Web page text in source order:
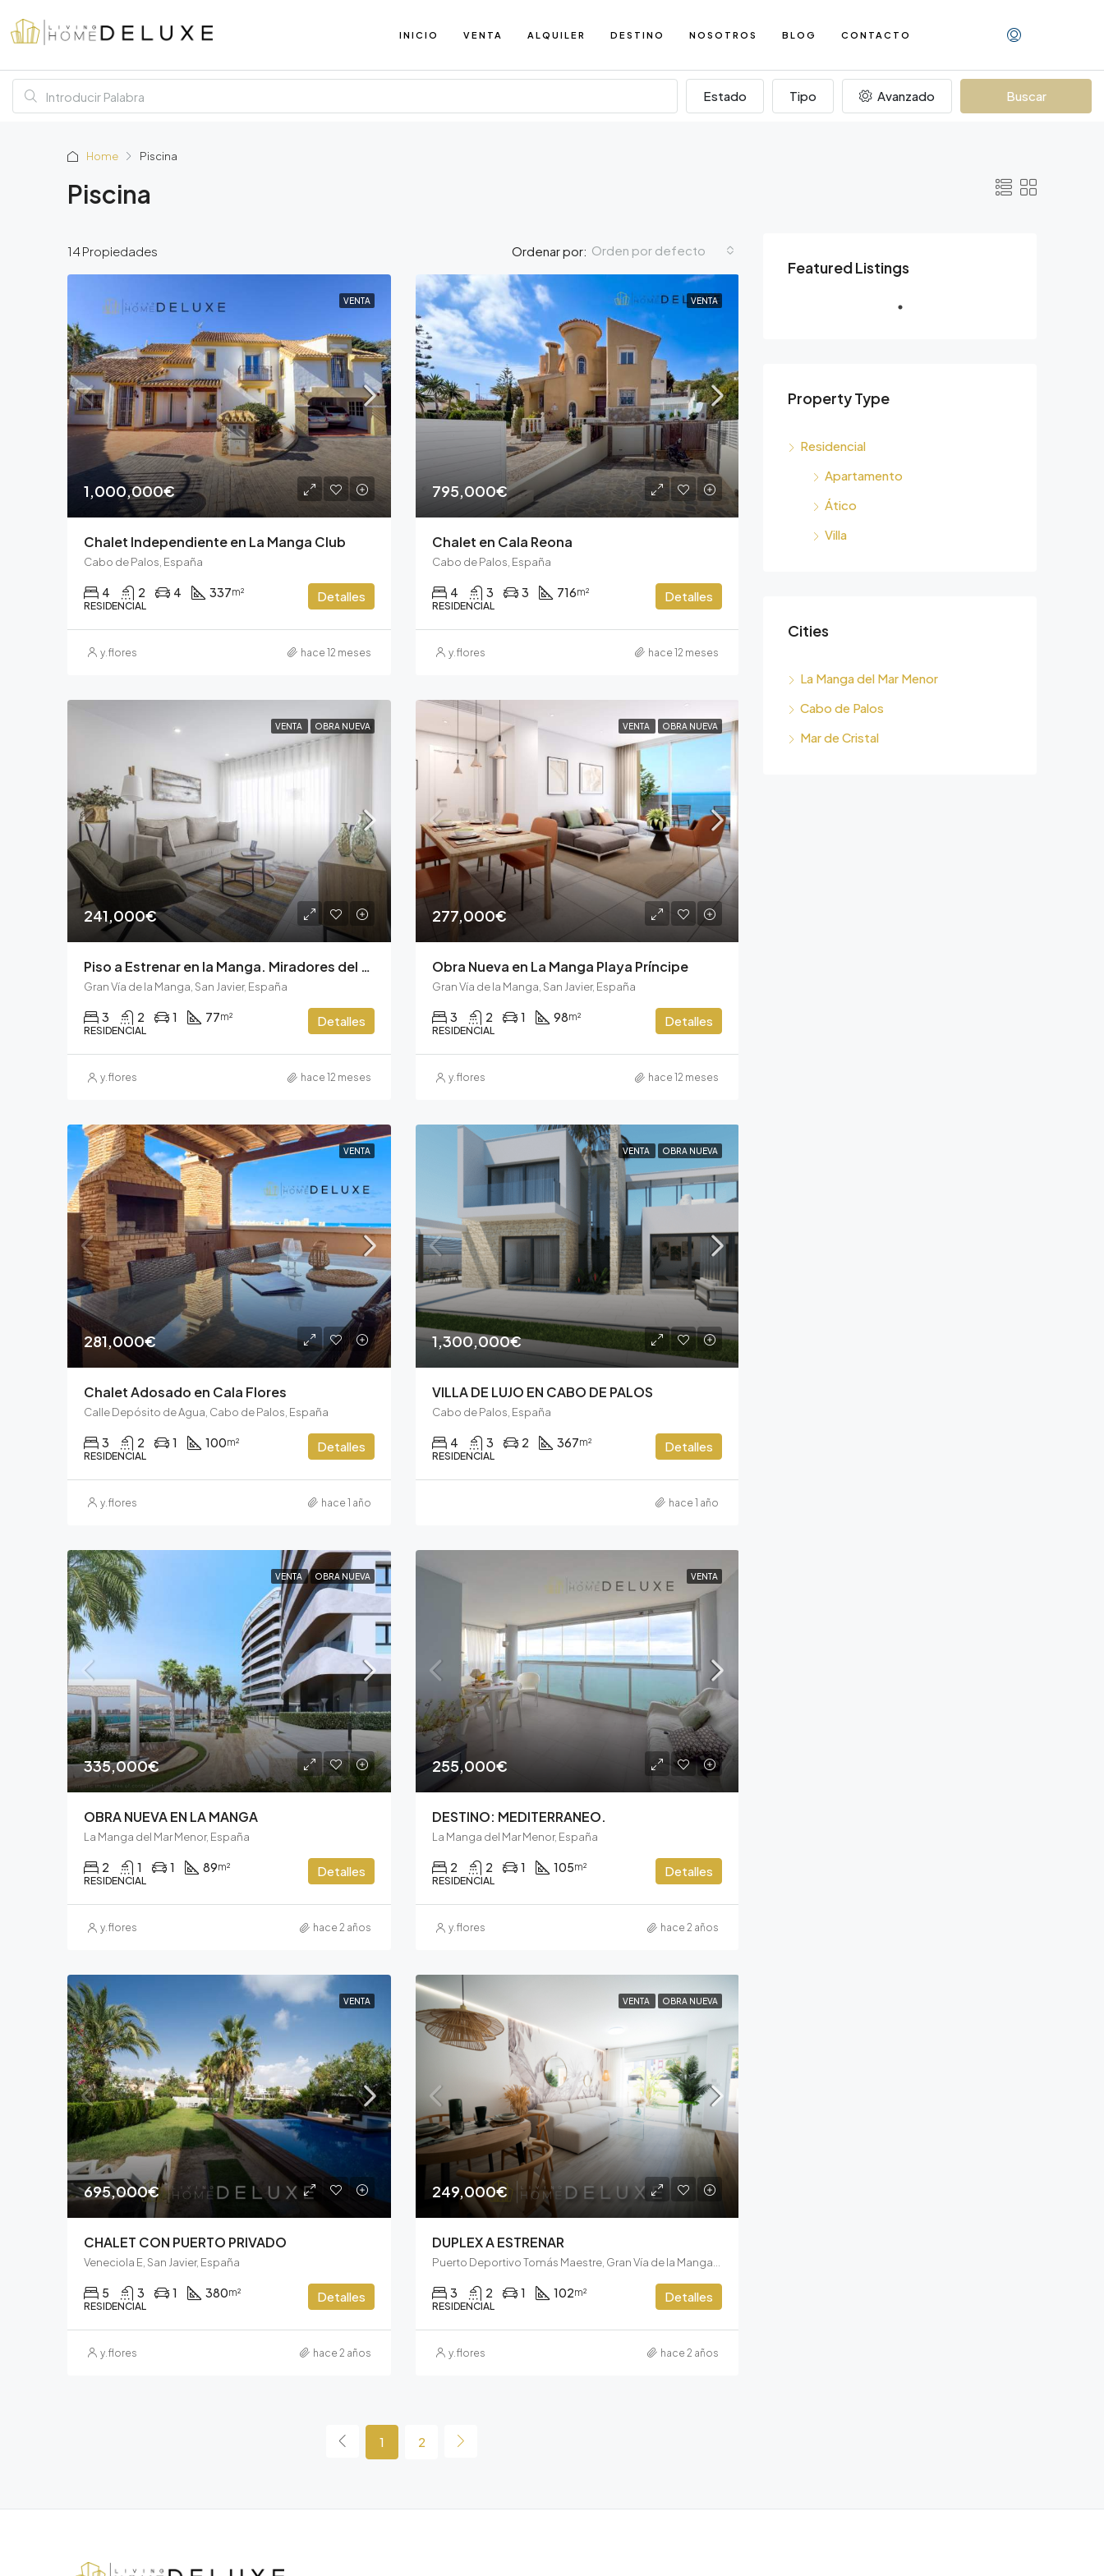
INICIO VENTA ALQUILER DESTINO NOSOTROS BLOG CONTACTO
Estado Tipo Avanzado Buscar
Home Piscina
Piscina
14 Propiedades Ordenar por: Orden por defecto
VENTA
1,000,000€
Chalet Independiente en La Manga Club
Cabo de Palos, España
4 2 4 337m²
RESIDENCIAL
Detalles
y.flores hace 12 meses
VENTA
795,000€
Chalet en Cala Reona
Cabo de Palos, España
4 3 3 716m²
RESIDENCIAL
Detalles
y.flores hace 12 meses
VENTA OBRA NUEVA
241,000€
Piso a Estrenar en la Manga. Miradores del Puerto
Gran Vía de la Manga, San Javier, España
3 2 1 77m²
RESIDENCIAL
Detalles
y.flores hace 12 meses
VENTA OBRA NUEVA
277,000€
Obra Nueva en La Manga Playa Príncipe
Gran Vía de la Manga, San Javier, España
3 2 1 98m²
RESIDENCIAL
Detalles
y.flores hace 12 meses
VENTA
281,000€
Chalet Adosado en Cala Flores
Calle Depósito de Agua, Cabo de Palos, España
3 2 1 100m²
RESIDENCIAL
Detalles
y.flores hace 1 año
VENTA OBRA NUEVA
1,300,000€
VILLA DE LUJO EN CABO DE PALOS
Cabo de Palos, España
4 3 2 367m²
RESIDENCIAL
Detalles
hace 1 año
VENTA OBRA NUEVA
335,000€
OBRA NUEVA EN LA MANGA
La Manga del Mar Menor, España
2 1 1 89m²
RESIDENCIAL
Detalles
y.flores hace 2 años
VENTA
255,000€
DESTINO: MEDITERRANEO.
La Manga del Mar Menor, España
2 2 1 105m²
RESIDENCIAL
Detalles
y.flores hace 2 años
VENTA
695,000€
CHALET CON PUERTO PRIVADO
Veneciola E, San Javier, España
5 3 1 380m²
RESIDENCIAL
Detalles
y.flores hace 2 años
VENTA OBRA NUEVA
249,000€
DUPLEX A ESTRENAR
3 2 1 102m²
RESIDENCIAL
Detalles
y.flores hace 2 años
1 2
Featured Listings
Property Type
Residencial
Apartamento
Ático
Villa
Cities
La Manga del Mar Menor
Cabo de Palos
Mar de Cristal